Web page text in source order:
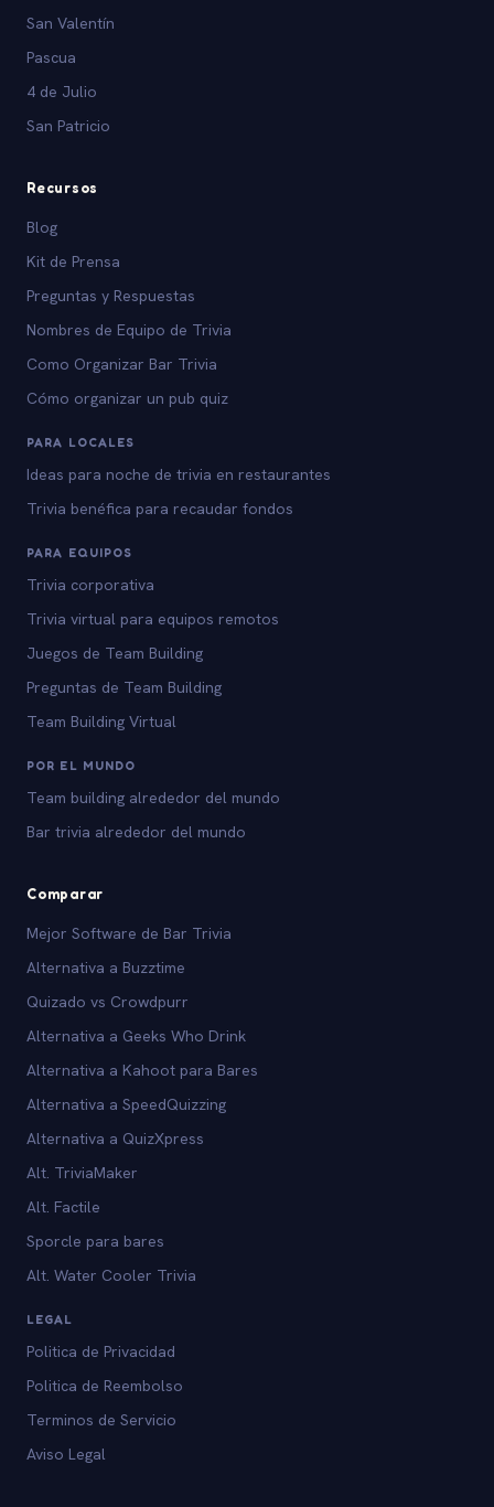
San Valentín
Pascua
4 de Julio
San Patricio
Recursos
Blog
Kit de Prensa
Preguntas y Respuestas
Nombres de Equipo de Trivia
Como Organizar Bar Trivia
Cómo organizar un pub quiz
PARA LOCALES
Ideas para noche de trivia en restaurantes
Trivia benéfica para recaudar fondos
PARA EQUIPOS
Trivia corporativa
Trivia virtual para equipos remotos
Juegos de Team Building
Preguntas de Team Building
Team Building Virtual
POR EL MUNDO
Team building alrededor del mundo
Bar trivia alrededor del mundo
Comparar
Mejor Software de Bar Trivia
Alternativa a Buzztime
Quizado vs Crowdpurr
Alternativa a Geeks Who Drink
Alternativa a Kahoot para Bares
Alternativa a SpeedQuizzing
Alternativa a QuizXpress
Alt. TriviaMaker
Alt. Factile
Sporcle para bares
Alt. Water Cooler Trivia
LEGAL
Politica de Privacidad
Politica de Reembolso
Terminos de Servicio
Aviso Legal